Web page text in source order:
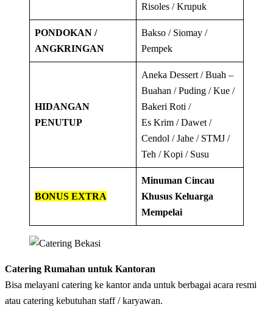
Risoles / Krupuk
PONDOKAN /
ANGKRINGAN
Bakso / Siomay /
Pempek
HIDANGAN
PENUTUP
Aneka Dessert / Buah –
Buahan / Puding / Kue /
Bakeri Roti /
Es Krim / Dawet /
Cendol / Jahe / STMJ /
Teh / Kopi / Susu
BONUS EXTRA
Minuman Cincau
Khusus Keluarga
Mempelai
Catering Rumahan untuk Kantoran
Bisa melayani catering ke kantor anda untuk berbagai acara resmi
atau catering kebutuhan staff / karyawan.